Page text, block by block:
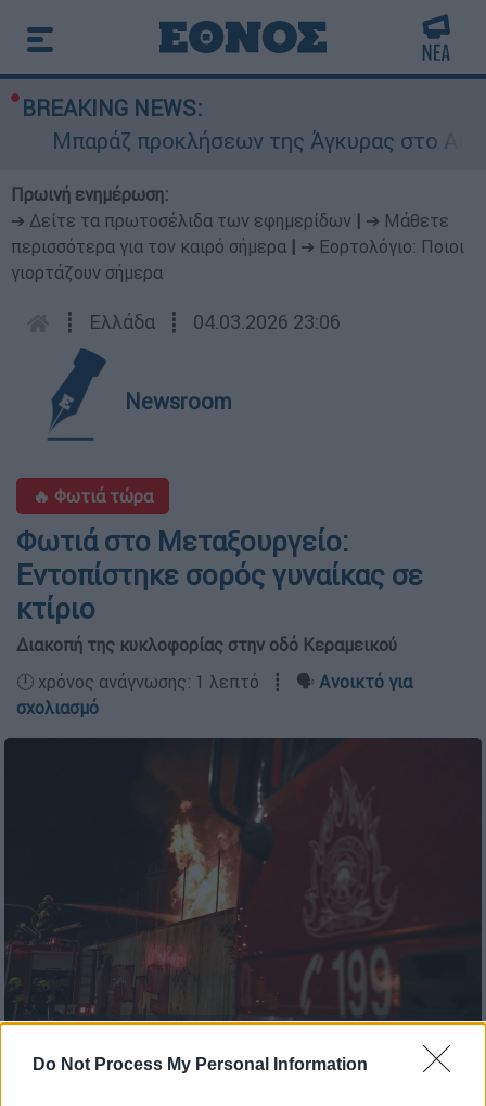
Do Not Process My Personal Information
BREAKING NEWS:
Μπαράζ προκλήσεων της Άγκυρας στο
Πρωινή ενημέρωση:
➔ Δείτε τα πρωτοσέλιδα των εφημερίδων
➔ Μάθετε
περισσότερα για τον καιρό σήμερα
➔ Εορτολόγιο: Ποιοι
γιορτάζουν σήμερα
┋ Ελλάδα ┋ 04.03.2026 23:06
Newsroom
🔥 Φωτιά τώρα
Φωτιά στο Μεταξουργείο:
Εντοπίστηκε σορός γυναίκας σε
κτίριο
Διακοπή της κυκλοφορίας στην οδό Κεραμεικού
🕛 χρόνος ανάγνωσης: 1 λεπτό ┋ 🗣️ Ανοικτό για
σχολιασμό
Φωτογραφία αρχείου (INTIME NEWS / ΜΗΤΣΑΚΟΣ ΔΗΜΗΤΡΗΣ)